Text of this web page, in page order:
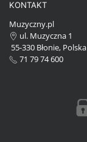
KONTAKT
Muzyczny.pl
ul. Muzyczna 1
55-330 Błonie, Polska
71 79 74 600